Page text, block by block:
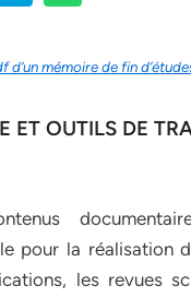
mémoire de fin
ET OUTILS DE
pour la réalisation
les revues